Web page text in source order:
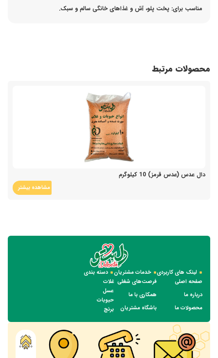
مناسب برای: پخت پلو، آش و غذاهای خانگی سالم و سبک.
محصولات مرتبط
دال عدس (عدس قرمز) 10 کیلوگرم
مشاهده بیشتر
لینک های کاربردی
صفحه اصلی
درباره ما
محصولات ما
خدمات مشتریان
فرصت‌های شغلی
همکاری با ما
باشگاه مشتریان
دسته بندی
غلات
عسل
حبوبات
برنج